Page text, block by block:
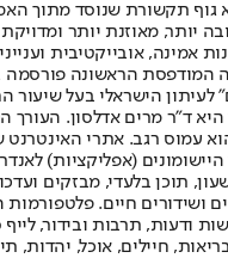
גוף תקשורת שנוסד מתוך
יותר, מאוזנת יותר
אמינה, אובייקטיבית
לעיתון הישראלי בעל שיעור
היא ד"ר מרים אדלסון. העורך
עמוס רגב. אתרי
תוכן בלעדי, מבזקים
ושידורים חיים.
ודעות, תרבות ובידור, לייף